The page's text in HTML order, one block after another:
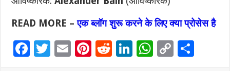
READ MORE –एक ब्लॉग शुरू करने के लिए क्या प्रोसेस है
F
T
E
Pi R
Li
W C